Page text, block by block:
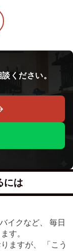
ください。
には
イクなど、 毎日
す。
ますが、 「こう